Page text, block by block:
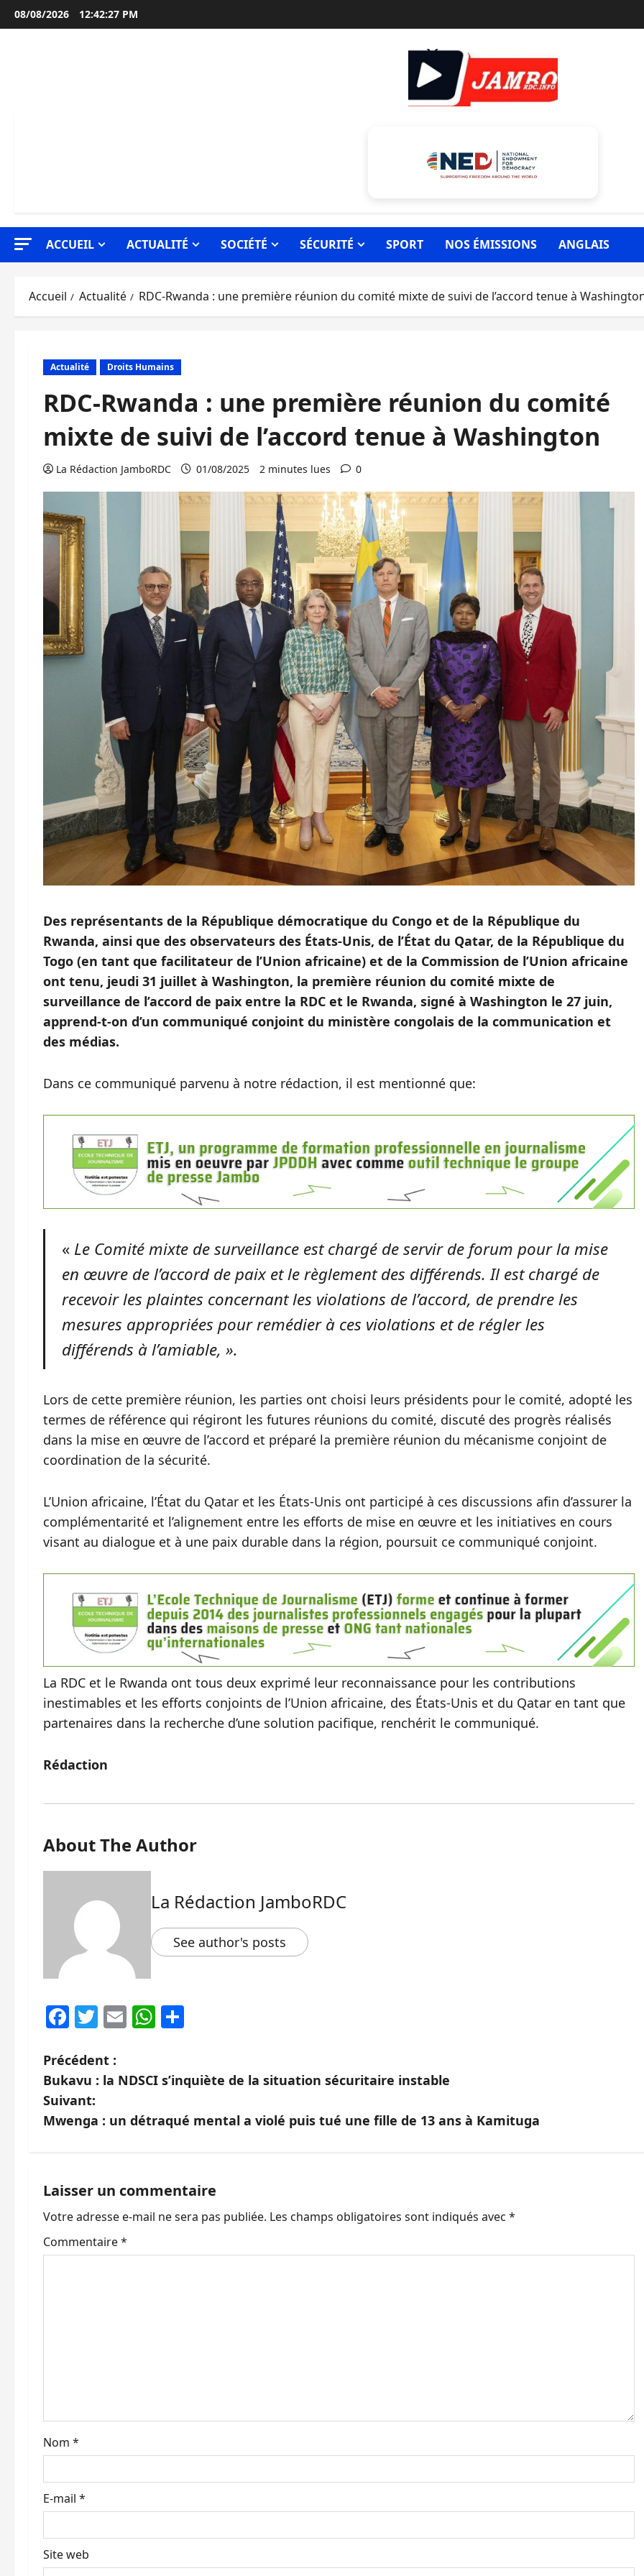
Aller
au
08/08/2026 12:42:28 PM
ACCUEIL ACTUALITÉ SOCIÉTÉ SÉCURITÉ SPORT NOS ÉMISSIONS ANGLAIS
Accueil Actualité RDC-Rwanda : une première réunion du comité mixte de suivi de l’accord tenue à
Actualité Droits Humains
RDC-Rwanda : une première réunion du comité
mixte de suivi de l’accord tenue à Washington
La Rédaction JamboRDC 01/08/2025 2 minutes lues 0
Des représentants de la République démocratique du Congo et de la République du
Rwanda, ainsi que des observateurs des États-Unis, de l’État du Qatar, de la République du
Togo (en tant que facilitateur de l’Union africaine) et de la Commission de l’Union africaine
ont tenu, jeudi 31 juillet à Washington, la première réunion du comité mixte de
surveillance de l’accord de paix entre la RDC et le Rwanda, signé à Washington le 27 juin,
apprend-t-on d’un communiqué conjoint du ministère congolais de la communication et
des médias.
Dans ce communiqué parvenu à notre rédaction, il est mentionné que:
« Le Comité mixte de surveillance est chargé de servir de forum pour la mise
en œuvre de l’accord de paix et le règlement des différends. Il est chargé de
recevoir les plaintes concernant les violations de l’accord, de prendre les
mesures appropriées pour remédier à ces violations et de régler les
différends à l’amiable, ».
Lors de cette première réunion, les parties ont choisi leurs présidents pour le comité, adopté les
termes de référence qui régiront les futures réunions du comité, discuté des progrès réalisés
dans la mise en œuvre de l’accord et préparé la première réunion du mécanisme conjoint de
coordination de la sécurité.
L’Union africaine, l’État du Qatar et les États-Unis ont participé à ces discussions afin d’assurer la
complémentarité et l’alignement entre les efforts de mise en œuvre et les initiatives en cours
visant au dialogue et à une paix durable dans la région, poursuit ce communiqué conjoint.
La RDC et le Rwanda ont tous deux exprimé leur reconnaissance pour les contributions
inestimables et les efforts conjoints de l’Union africaine, des États-Unis et du Qatar en tant que
partenaires dans la recherche d’une solution pacifique, renchérit le communiqué.
Rédaction
About The Author
La Rédaction JamboRDC
See author's posts
Facebook
Twitter
EmailWhatsApp
N
a
v
g
a
t
a
r
t
i
c
Précédent :
Bukavu : la NDSCI s’inquiète de la situation sécuritaire instable
Suivant:
Mwenga : un détraqué mental a violé puis tué une fille de 13 ans à Kamituga
Laisser un commentaire
Votre adresse e-mail ne sera pas publiée. Les champs obligatoires sont indiqués avec *
Commentaire*
Nom *
E-mail *
Site web